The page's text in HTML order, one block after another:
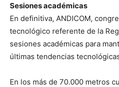
Sesiones académicas
En definitiva, ANDICOM,
tecnológico referente de la
sesiones académicas para
últimas tendencias
En los más de 70.000 metros